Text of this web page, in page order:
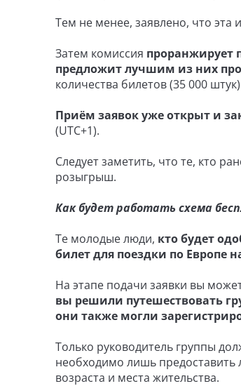
Тем не менее, заявлено, что
Затем комиссия проранжирует
предложит лучшим из них
количества билетов (35 000
Приём заявок уже открыт и
(UTC+1).
Следует заметить, что те, кто
розыгрыш.
Как будет работать схема
Те молодые люди, кто будет
билет для поездки по Европе
На этапе подачи заявки вы
вы решили путешествовать
они также могли
Только руководитель группы
необходимо лишь предоставить
возраста и места жительства.